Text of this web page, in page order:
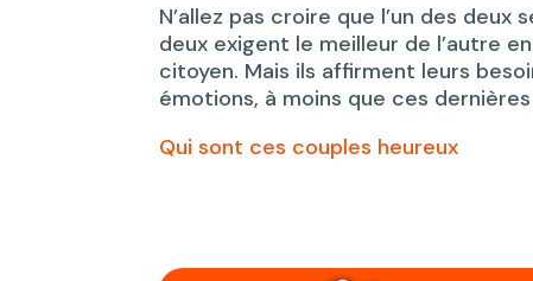
N’allez pas croire que l’un des deux
deux exigent le meilleur de l’autre
citoyen. Mais ils affirment leurs
émotions, à moins que ces
Qui sont ces couples heureux